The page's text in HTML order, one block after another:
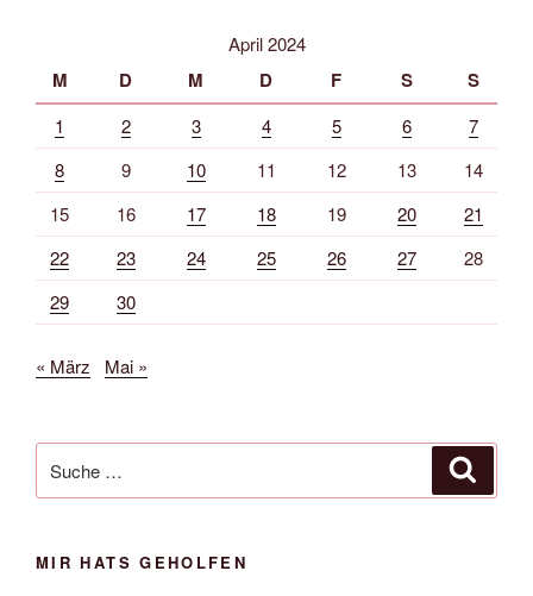
April 2024
M D M D F S S
1 2 3 4 5 6
7
8
9 10 11 12 13
14
15
16 17 18 19 20
21
22
23 24 25 26 27
28
29
30
« März Mai »
nach:
MIR HATS GEHOLFEN